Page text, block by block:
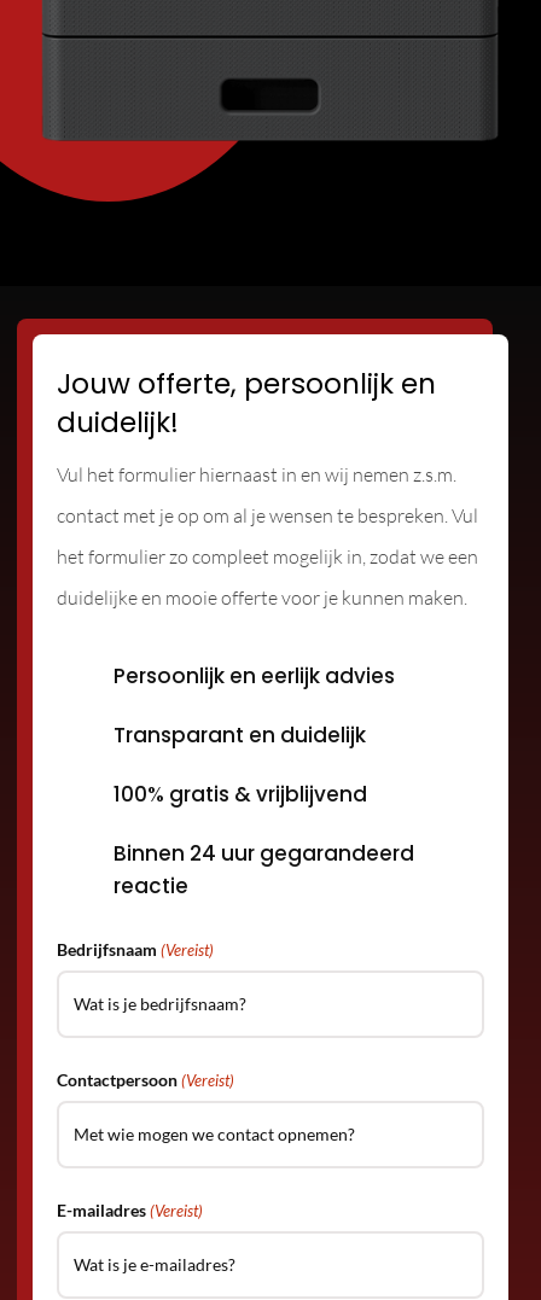
Jouw offerte, persoonlijk en
duidelijk!
Vul het formulier hiernaast in en wij nemen z.s.m.
contact met je op om al je wensen te bespreken. Vul
het formulier zo compleet mogelijk in, zodat we een
duidelijke en mooie offerte voor je kunnen maken.
Persoonlijk en eerlijk advies
Transparant en duidelijk
100% gratis & vrijblijvend
Binnen 24 uur gegarandeerd
reactie
Bedrijfsnaam (Vereist)
Contactpersoon (Vereist)
E-mailadres (Vereist)